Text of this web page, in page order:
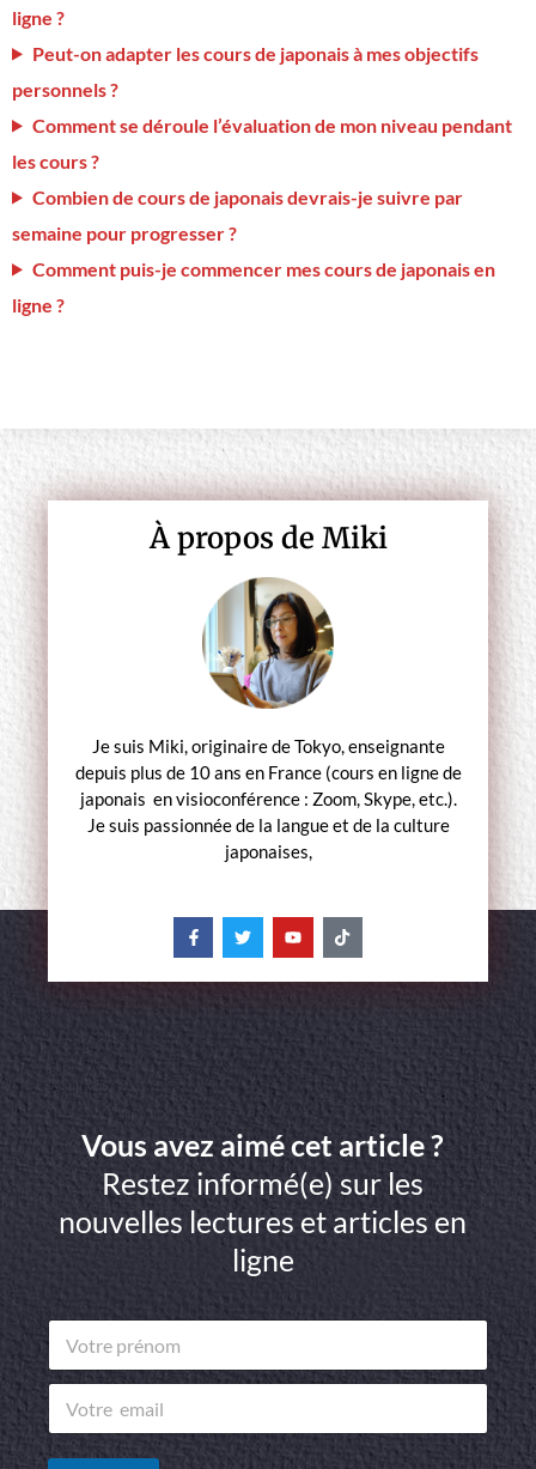
ligne ?
Peut-on adapter les cours de japonais à mes objectifs
personnels ?
Comment se déroule l’évaluation de mon niveau pendant
les cours ?
Combien de cours de japonais devrais-je suivre par
semaine pour progresser ?
Comment puis-je commencer mes cours de japonais en
ligne ?
À propos de Miki
Je suis Miki, originaire de Tokyo, enseignante
depuis plus de 10 ans en France (cours en ligne de
japonais en visioconférence : Zoom, Skype, etc.).
Je suis passionnée de la langue et de la culture
japonaises,
Vous avez aimé cet article ?
Restez informé(e) sur les
nouvelles lectures et articles en
ligne
V
t
r
e
v
t
r